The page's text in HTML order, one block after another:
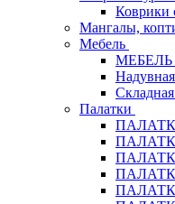
Коврики
Мангалы,
Мебель
МЕБЕЛЬ
Палатки